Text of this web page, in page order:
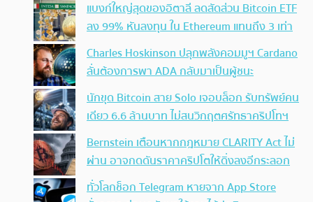
แบงก์ใหญ่สุดของอิตาลี ลดสัดส่วน Bitcoin ETF
ลง 99% หันลงทุน ใน Ethereum แทนถึง 3 เท่า
Charles Hoskinson ปลุกพลังคอมมูฯ Cardano
ลั่นต้องการพา ADA กลับมาเป็นผู้ชนะ
นักขุด Bitcoin สาย Solo เจอบล็อก รับทรัพย์คน
เดียว 6.6 ล้านบาท ไม่สนวิกฤตศรัทธาคริปโทฯ
Bernstein เตือนหากกฎหมาย CLARITY Act ไม่
ผ่าน อาจกดดันราคาคริปโตให้ดิ่งลงอีกระลอก
ทั่วโลกช็อก Telegram หายจาก App Store